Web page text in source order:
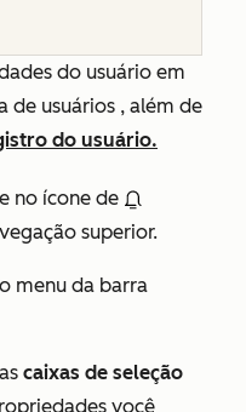
do usuário em
de usuários , além de
do usuário.
no ícone de
superior.
menu da barra
caixas de seleção
você